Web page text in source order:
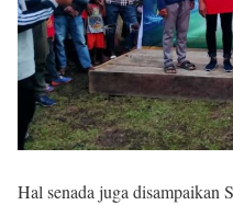
Hal senada juga disampaikan